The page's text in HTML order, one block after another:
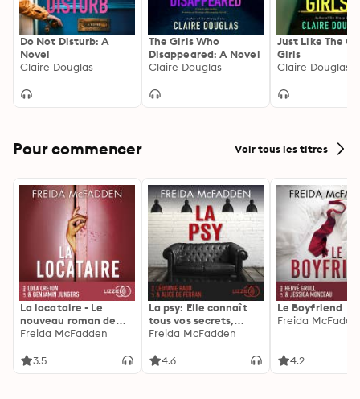
Do Not Disturb: A
Novel
Claire Douglas
The Girls Who
Disappeared: A Novel
Claire Douglas
Just Like The
Girls
Claire Douglas
Pour commencer Voir tous les titres
La locataire - Le
nouveau roman de
l'autrice de La femme
Freida McFadden
3.5
La psy: Elle connaît
tous vos secrets,
découvrez les siens ...
Freida McFadden
4.6
Le Boyfriend
Freida
4.2